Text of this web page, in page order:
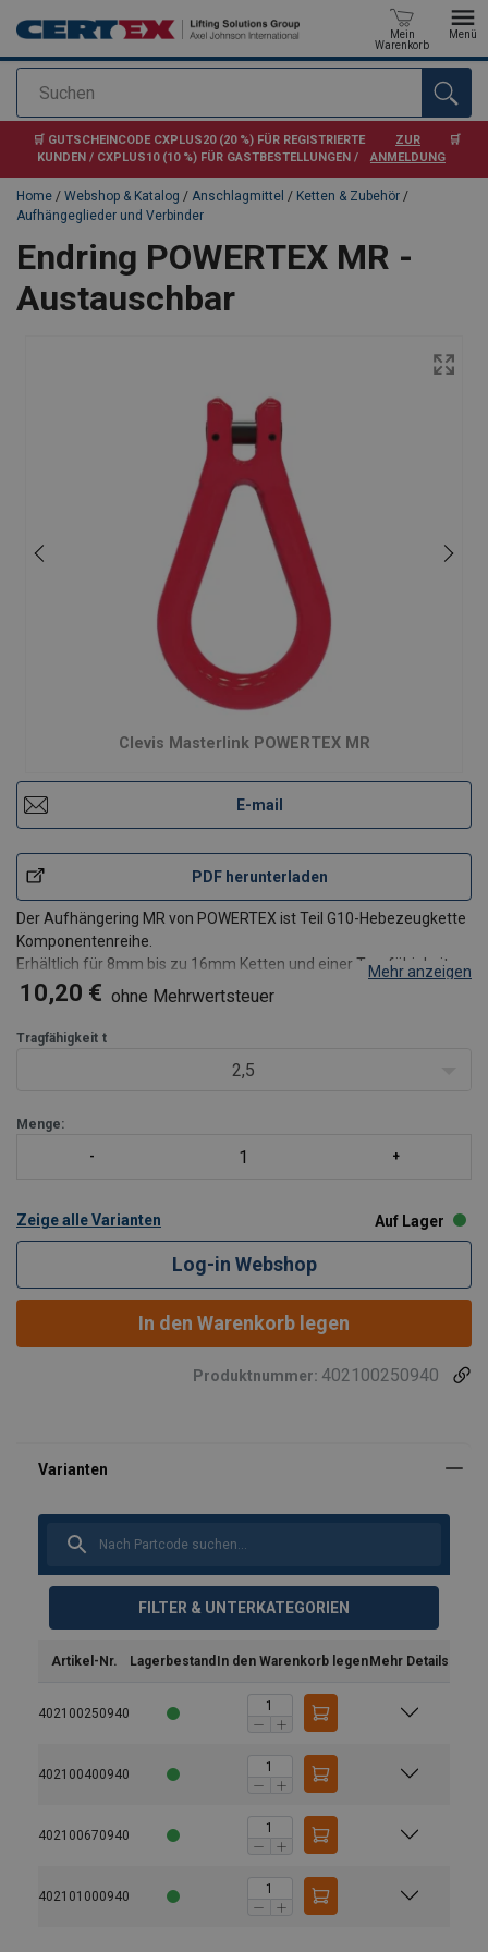
Suchen
Mein
Warenkorb
Menü
Anfragen
🛒 GUTSCHEINCODE CXPLUS20 (20 %) FÜR REGISTRIERTE
KUNDEN / CXPLUS10 (10 %) FÜR GASTBESTELLUNGEN /
ZUR
ANMELDUNG
🛒
Home / Webshop & Katalog / Anschlagmittel / Ketten & Zubehör /
Aufhängeglieder und Verbinder
Endring POWERTEX MR -
Austauschbar
Clevis Masterlink POWERTEX MR
E-mail
PDF herunterladen
Der Aufhängering MR von POWERTEX ist Teil G10-Hebezeugkette
Komponentenreihe.
Erhältlich für 8mm bis zu 16mm Ketten und einer Tragfähigkeit
von 2,5t. - 10t.
Vorteile der Güteklasse10-Reihe:
25% höhere Kapazität im Vergleich zu herkömmlichen
Alle POWERTEX G10-Komponen
Mehr anzeigen
10,20 € ohne Mehrwertsteuer
Tragfähigkeit t
2,5
Menge:
Zeige alle Varianten Auf Lager
Log-in Webshop
In den Warenkorb legen
Produktnummer: 402100250940
FILTER & UNTERKATEGORIEN
Artikel-Nr. Lagerbestand In den Warenkorb legen Mehr Details
402100250940
402100400940
402100670940
402101000940
herkömmlichen Grade 8 Komponenten
Alle POWERTEX G10-Komponenten sind in rot
Hauptglieder und Komponenten sind im Sortiment
Die Komponenten erfüllen die EN 1677 Teil 1/2/3/4
Jedes geschmiedete Bauteil wurde im Werk einer